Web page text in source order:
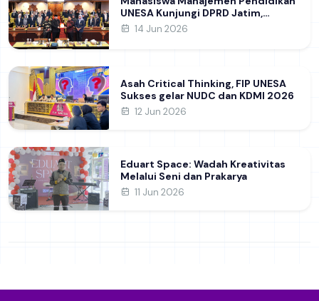
Mahasiswa Manajemen Pendidikan
UNESA Kunjungi DPRD Jatim,
Perdalam Pemahaman Kebijakan
14 Jun 2026
Asah Critical Thinking, FIP UNESA
Sukses gelar NUDC dan KDMI 2026
12 Jun 2026
Eduart Space: Wadah Kreativitas
Melalui Seni dan Prakarya
11 Jun 2026